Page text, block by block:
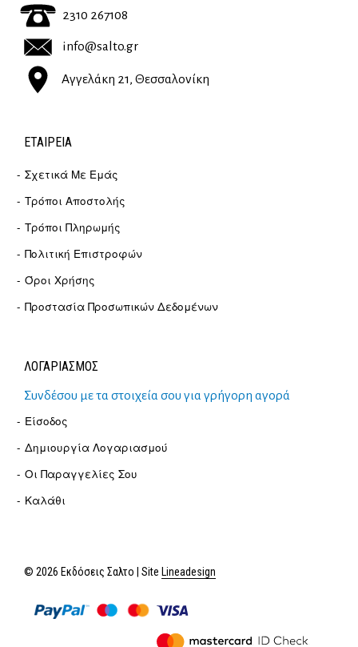
2310 267108
info@salto.gr
Αγγελάκη 21, Θεσσαλονίκη
ΕΤΑΙΡΕΊΑ
Σχετικά Με Εμάς
Τρόποι Αποστολής
Τρόποι Πληρωμής
Πολιτική Επιστροφών
Όροι Χρήσης
Προστασία Προσωπικών Δεδομένων
ΛΟΓΑΡΙΑΣΜΟΣ
Συνδέσου με τα στοιχεία σου για γρήγορη αγορά
Είσοδος
Δημιουργία Λογαριασμού
Οι Παραγγελίες Σου
Καλάθι
© 2026 Εκδόσεις Σαλτο | Site Lineadesign